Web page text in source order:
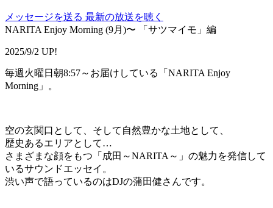
メッセージを送る 最新の放送を聴く
NARITA Enjoy Morning (9月)〜 「サツマイモ」編
2025/9/2 UP!
毎週火曜日朝8:57～お届けしている「NARITA Enjoy
Morning」。
空の玄関口として、そして自然豊かな土地として、
歴史あるエリアとして…
さまざまな顔をもつ「成田～NARITA～」の魅力を発信して
いるサウンドエッセイ。
渋い声で語っているのはDJの蒲田健さんです。